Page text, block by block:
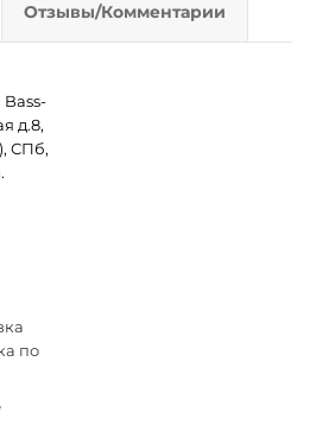
Отзывы/Комментарии
д.8,
СПб,
по